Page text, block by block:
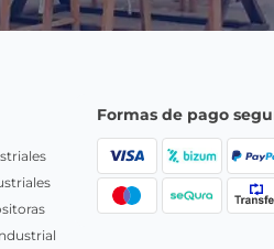
Formas de pago